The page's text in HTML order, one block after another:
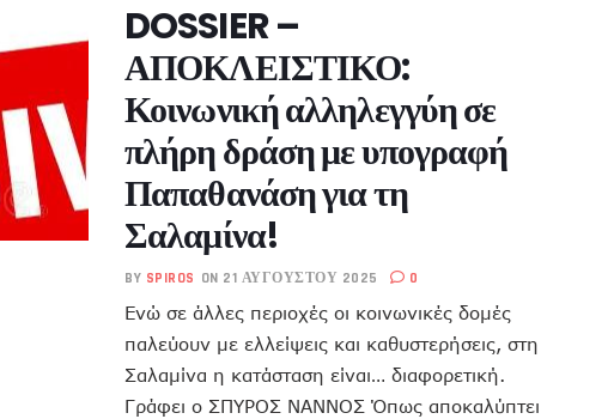
DOSSIER –
ΑΠΟΚΛΕΙΣΤΙΚΟ:
Κοινωνική αλληλεγγύη σε
πλήρη δράση με υπογραφή
Παπαθανάση για τη
Σαλαμίνα!
BY SPIROS ON 21 ΑΥΓΟΎΣΤΟΥ 2025 0
Ενώ σε άλλες περιοχές οι κοινωνικές δομές
παλεύουν με ελλείψεις και καθυστερήσεις, στη
Σαλαμίνα η κατάσταση είναι… διαφορετική.
Γράφει ο ΣΠΥΡΟΣ ΝΑΝΝΟΣ Όπως αποκαλύπτει